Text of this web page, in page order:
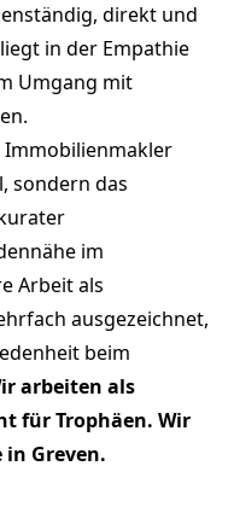
direkt und
in der Empathie
Umgang mit
Immobilienmakler
sondern das
im
Arbeit als
ausgezeichnet,
beim
arbeiten als
für Trophäen. Wir
Greven.